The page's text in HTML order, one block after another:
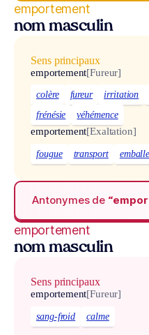
emportement
nom masculin
Sens principaux
emportement[Fureur]
colère fureur irritation
frénésie
véhémence
emportement[Exaltation]
fougue transport
Antonymes de
emportement
nom masculin
Sens principaux
emportement[Fureur]
sang-froid calme